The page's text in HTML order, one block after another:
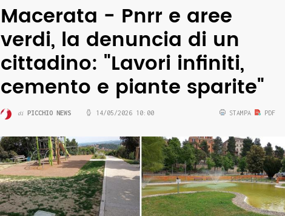
Macerata - Pnrr e aree
verdi, la denuncia di un
cittadino: "Lavori infiniti,
cemento e piante sparite"
di PICCHIO NEWS 14/05/2026 10:00 STAMPA PDF